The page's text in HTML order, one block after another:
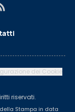
dei Cookie
riservati.
Stampa in data